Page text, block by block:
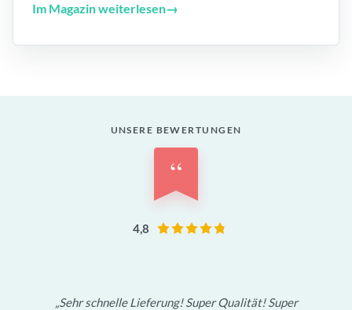
Im Magazin weiterlesen→
UNSERE BEWERTUNGEN
“
4,8
Sehr schnelle Lieferung! Super Qualität! Super